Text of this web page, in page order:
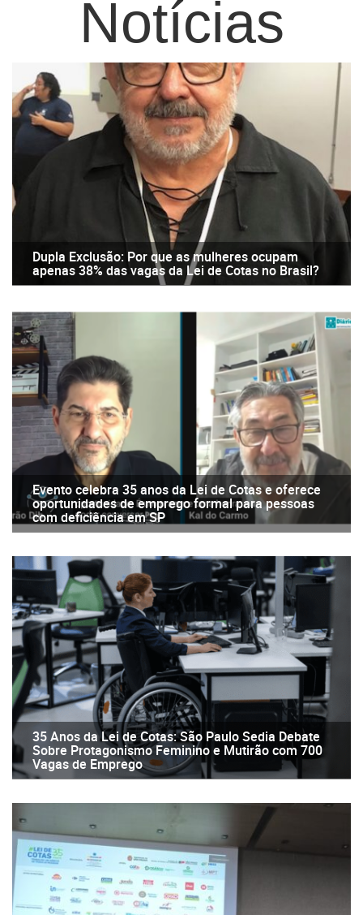
Notícias
Dupla Exclusão: Por que as mulheres ocupam
apenas 38% das vagas da Lei de Cotas no Brasil?
Evento celebra 35 anos da Lei de Cotas e oferece
oportunidades de emprego formal para pessoas
com deficiência em SP
35 Anos da Lei de Cotas: São Paulo Sedia Debate
Sobre Protagonismo Feminino e Mutirão com 700
Vagas de Emprego